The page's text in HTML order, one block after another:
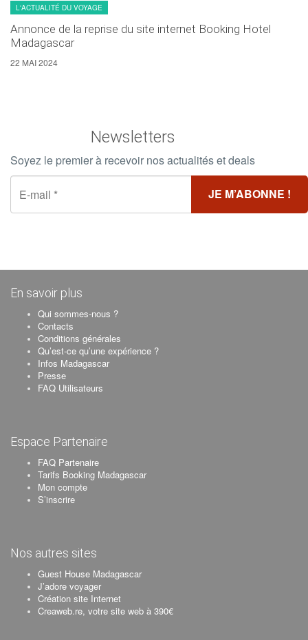
L'ACTUALITÉ DU VOYAGE
Annonce de la reprise du site internet Booking Hotel
Madagascar
22 MAI 2024
Newsletters
Soyez le premier à recevoir nos actualités et deals
En savoir plus
Qui sommes-nous ?
Contacts
Conditions générales
Qu’est-ce qu’une expérience ?
Infos Madagascar
Presse
FAQ Utilisateurs
Espace Partenaire
FAQ Partenaire
Tarifs Booking Madagascar
Mon compte
S’inscrire
Nos autres sites
Guest House Madagascar
J’adore voyager
Création site Internet
Creaweb.re, votre site web à 390€